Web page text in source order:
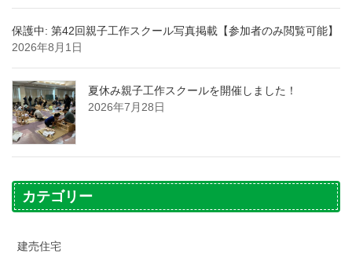
保護中: 第42回親子工作スクール写真掲載【参加者のみ閲覧可能】
2026年8月1日
夏休み親子工作スクールを開催しました！
2026年7月28日
カテゴリー
建売住宅